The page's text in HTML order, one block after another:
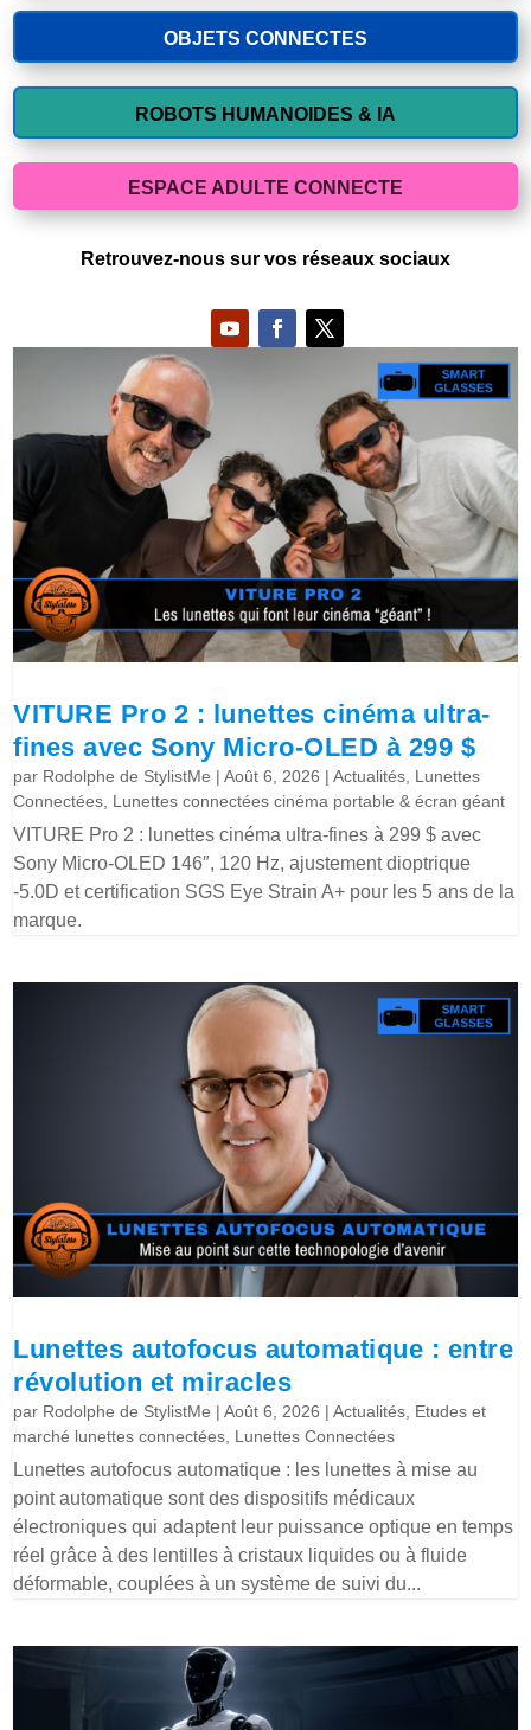
OBJETS CONNECTES
ROBOTS HUMANOIDES & IA
ESPACE ADULTE CONNECTE
Retrouvez-nous sur vos réseaux sociaux
VITURE Pro 2 : lunettes cinéma ultra-
fines avec Sony Micro-OLED à 299 $
par Rodolphe de StylistMe |Août 6, 2026 |Actualités, Lunettes
Connectées, Lunettes connectées cinéma portable & écran géant
VITURE Pro 2 : lunettes cinéma ultra-fines à 299 $ avec
Sony Micro-OLED 146″, 120 Hz, ajustement dioptrique
-5.0D et certification SGS Eye Strain A+ pour les 5 ans de la
marque.
Lunettes autofocus automatique : entre
révolution et miracles
par Rodolphe de StylistMe |Août 6, 2026 |Actualités, Etudes et
marché lunettes connectées, Lunettes Connectées
Lunettes autofocus automatique : les lunettes à mise au
point automatique sont des dispositifs médicaux
électroniques qui adaptent leur puissance optique en temps
réel grâce à des lentilles à cristaux liquides ou à fluide
déformable, couplées à un système de suivi du...